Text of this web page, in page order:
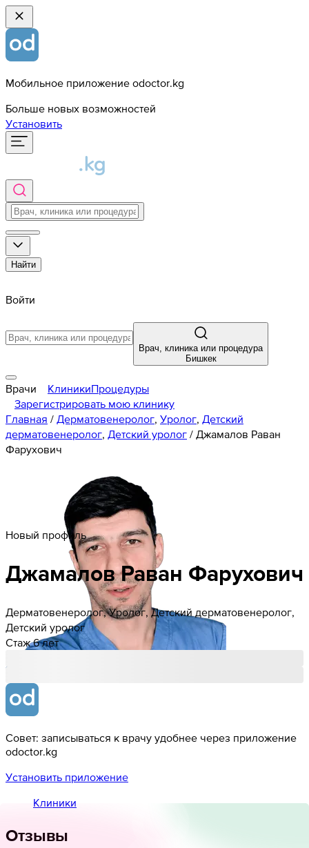
Мобильное приложение odoctor.kg
Больше новых возможностей
Установить
Найти
Войти
Врач, клиника или процедура
Бишкек
Врачи КлиникиПроцедуры
Зарегистрировать мою клинику
Главная / Дерматовенеролог, Уролог, Детский
дерматовенеролог, Детский уролог / Джамалов Раван
Фарухович
Новый профиль
ДжамаловРаван Фарухович
Дерматовенеролог, Уролог, Детский дерматовенеролог,
Детский уролог
Стаж 6 лет
Совет: записываться к врачу удобнее через приложение
odoctor.kg
Установить приложение
Клиники
Отзывы